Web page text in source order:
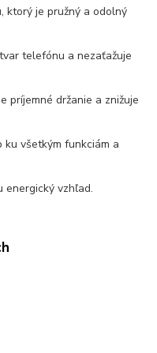
ktorý je pružný a odolný
telefónu a nezaťažuje
príjemné držanie a znižuje
ku všetkým funkciám a
energický vzhľad.